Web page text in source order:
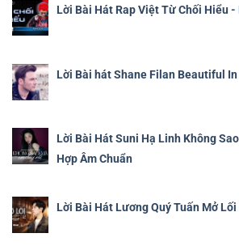
Lời Bài Hát Rap Việt Từ Chối Hiểu -
Lời Bài hát Shane Filan Beautiful
Lời Bài Hát Suni Hạ Linh Không
Hợp Âm Chuẩn
Lời Bài Hát Lương Quý Tuấn Mở